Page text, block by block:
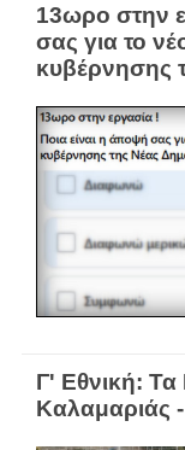
13ωρο στην
σας για το
κυβέρνησης
Γ' Εθνική:
Καλαμαριάς